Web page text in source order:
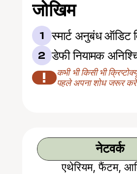
जोखिम
1 स्मार्ट अनुबंध ऑडिट
2 डेफी नियामक
!
कभी भी किसी भी
पहले अपना शोध जरूर
नेटवर्क
एथेरियम, फैंटम,